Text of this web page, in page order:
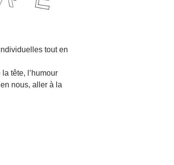
tout en
tête, l’humour
nous, aller à la